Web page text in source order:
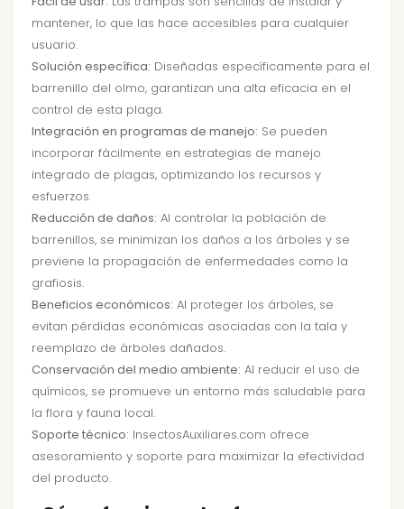
mantener, lo que las hace accesibles para cualquier
usuario.
Solución específica: Diseñadas específicamente para el
barrenillo del olmo, garantizan una alta eficacia en el
control de esta plaga.
Integración en programas de manejo: Se pueden
incorporar fácilmente en estrategias de manejo
integrado de plagas, optimizando los recursos y
esfuerzos.
Reducción de daños: Al controlar la población de
barrenillos, se minimizan los daños a los árboles y se
previene la propagación de enfermedades como la
grafiosis.
Beneficios económicos: Al proteger los árboles, se
evitan pérdidas económicas asociadas con la tala y
reemplazo de árboles dañados.
Conservación del medio ambiente: Al reducir el uso de
químicos, se promueve un entorno más saludable para
la flora y fauna local.
Soporte técnico: InsectosAuxiliares.com ofrece
asesoramiento y soporte para maximizar la efectividad
del producto.